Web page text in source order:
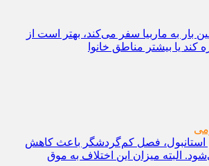
بار به ماربیا سفر می‌کند، بهتر است از
کند یا بیشتر مناطق خانوا
استانبول، فصل کم‌گردشگر باعث کاهش
البته میزان این اختلاف به موق